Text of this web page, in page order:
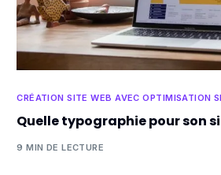
CRÉATION SITE WEB AVEC OPTIMISATION
Quelle typographie pour son
9 MIN DE LECTURE